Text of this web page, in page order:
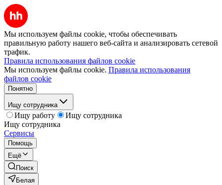
Мы используем файлы cookie, чтобы обеспечивать
правильную работу нашего веб-сайта и анализировать сетевой
трафик.
Правила использования файлов cookie
Мы используем файлы cookie. Правила использования
файлов cookie
Понятно
Ищу сотрудника
Ищу работу
Ищу сотрудника
Ищу сотрудника
Сервисы
Помощь
Ещё
Поиск
Белая